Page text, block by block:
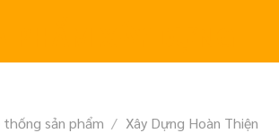
thống sản phẩm / Xây Dựng Hoàn Thiện